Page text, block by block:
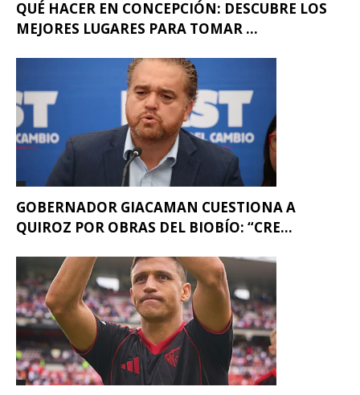
QUÉ HACER EN CONCEPCIÓN: DESCUBRE LOS
MEJORES LUGARES PARA TOMAR ...
GOBERNADOR GIACAMAN CUESTIONA A
QUIROZ POR OBRAS DEL BIOBÍO: “CRE...